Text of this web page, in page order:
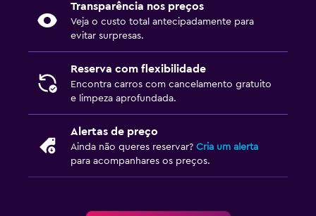
Transparência nos preços
Veja o custo total antecipadamente para
evitar surpresas.
Reserva com flexibilidade
Encontra carros com cancelamento gratuito
e limpeza aprofundada.
Alertas de preço
Ainda não queres reservar? Cria um alerta
para acompanhares os preços.